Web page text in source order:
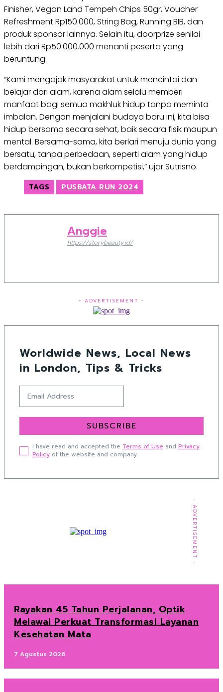
Finisher, Vegan Land Tempeh Chips 50gr, Voucher
Refreshment Rp150.000, String Bag, Running BIB, dan
produk sponsor lainnya. Selain itu, doorprize senilai
lebih dari Rp50.000.000 menanti peserta yang
beruntung.
“Kami mengajak masyarakat untuk mencintai dan
belajar dari alam, karena alam selalu memberi
manfaat bagi semua makhluk hidup tanpa meminta
imbalan. Dengan menjalani budaya baru ini, kita bisa
hidup bersama secara sehat, baik secara fisik maupun
mental. Bersama-sama, kita berlari menuju dunia yang
bersatu, tanpa perbedaan, seperti alam yang hidup
berdampingan, bukan berkompetisi,” ujar Sutrisno.
TAGS PUSBATA RUN 2024
Anggie
https://storybeauty.id/
- ADVERTISEMENT -
Worldwide News, Local News
in London, Tips & Tricks
SUBSCRIBE
I have read and accepted the Terms of Use and Privacy
Policy of the website and company.
- ADVERTISEMENT -
Rayakan 45 Tahun Perjalanan, Optik
Melawai Perkuat Transformasi Layanan
Kesehatan Mata
7 Agustus 2026